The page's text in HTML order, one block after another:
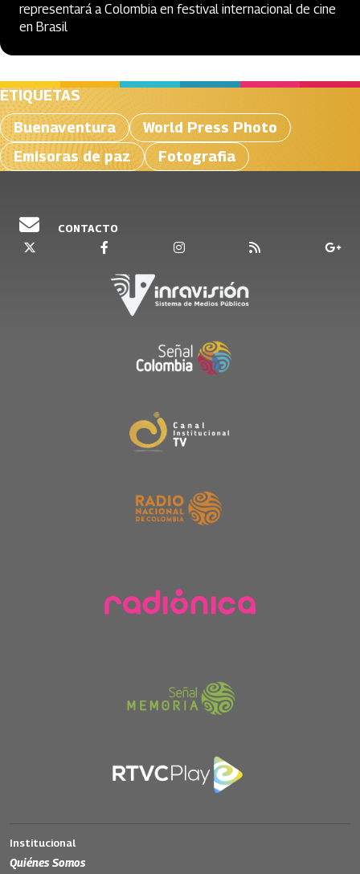
representará a Colombia en festival internacional de cine
en Brasil
ETIQUETAS
Buenaventura
World Press Photo
Emisoras de paz
Fotografi­a
CONTACTO
Institucional
Quiénes Somos